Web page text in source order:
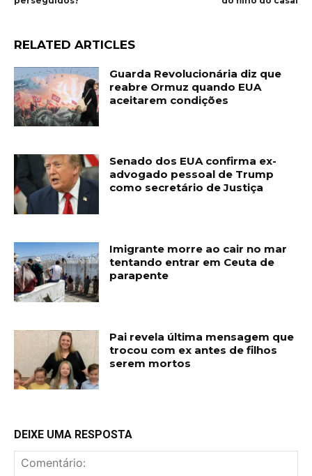
RELATED ARTICLES
Guarda Revolucionária diz que
reabre Ormuz quando EUA
aceitarem condições
Senado dos EUA confirma ex-
advogado pessoal de Trump
como secretário de Justiça
Imigrante morre ao cair no mar
tentando entrar em Ceuta de
parapente
Pai revela última mensagem que
trocou com ex antes de filhos
serem mortos
DEIXE UMA RESPOSTA